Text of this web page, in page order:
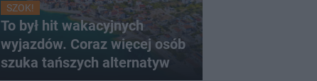
SZOK!
To był hit wakacyjnych
wyjazdów. Coraz więcej osób
szuka tańszych alternatyw